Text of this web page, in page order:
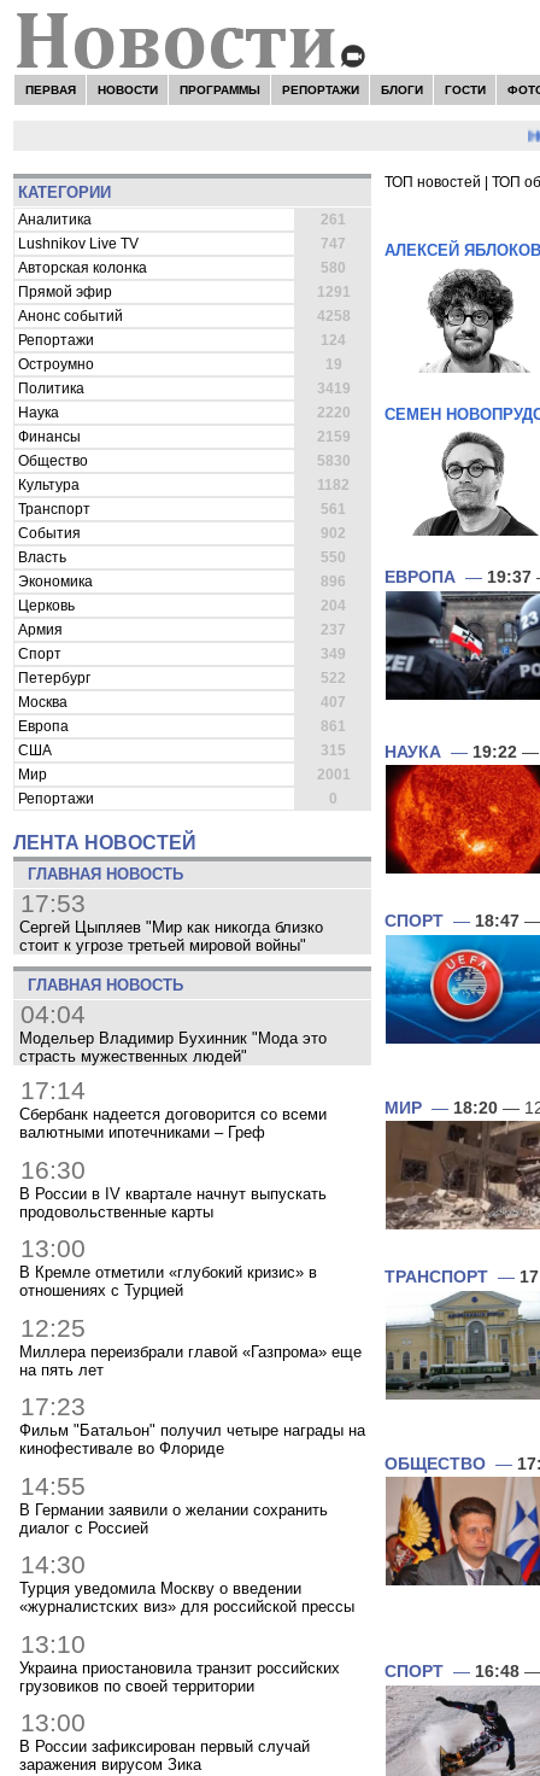
ПЕРВАЯ НОВОСТИ ПРОГРАММЫ РЕПОРТАЖИ БЛОГИ ГОСТИ
КАТЕГОРИИ
Аналитика
261
Lushnikov Live TV
747
Авторская колонка
580
Прямой эфир
1291
Анонс событий
4258
Репортажи
124
Остроумно
19
Политика
3419
Наука
2220
Финансы
2159
Общество
5830
Культура
1182
Транспорт
561
События
902
Власть
550
Экономика
896
Церковь
204
Армия
237
Спорт
349
Петербург
522
Москва
407
Европа
861
США
315
Мир
2001
Репортажи
0
ЛЕНТА НОВОСТЕЙ
ГЛАВНАЯ НОВОСТЬ
17:53
Сергей Цыпляев "Мир как никогда близко
стоит к угрозе третьей мировой войны"
ГЛАВНАЯ НОВОСТЬ
04:04
Модельер Владимир Бухинник "Мода это
страсть мужественных людей"
17:14
Сбербанк надеется договорится со всеми
валютными ипотечниками – Греф
16:30
В России в IV квартале начнут выпускать
продовольственные карты
13:00
В Кремле отметили «глубокий кризис» в
отношениях с Турцией
12:25
Миллера переизбрали главой «Газпрома» еще
на пять лет
17:23
Фильм "Батальон" получил четыре награды на
кинофестивале во Флориде
14:55
В Германии заявили о желании сохранить
диалог с Россией
14:30
Турция уведомила Москву о введении
«журналистских виз» для российской прессы
13:10
Украина приостановила транзит российских
грузовиков по своей территории
13:00
В России зафиксирован первый случай
заражения вирусом Зика
ТОП новостей ТОП
АЛЕКСЕЙ ЯБЛОКОВ
СЕМЕН
ЕВРОПА — 19:37
НАУКА — 19:22 —
СПОРТ — 18:47 —
МИР — 18:20 —
ТРАНСПОРТ —
ОБЩЕСТВО —
СПОРТ — 16:48 —